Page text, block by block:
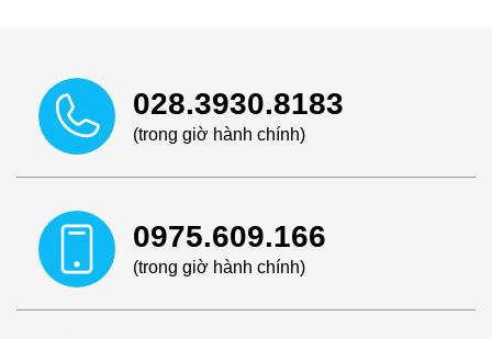
028.3930.8183
(trong giờ hành chính)
0975.609.166
(trong giờ hành chính)